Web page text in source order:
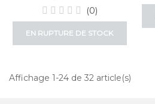
(0)
EN RUPTURE DE STOCK
Affichage 1-24 de 32 article(s)